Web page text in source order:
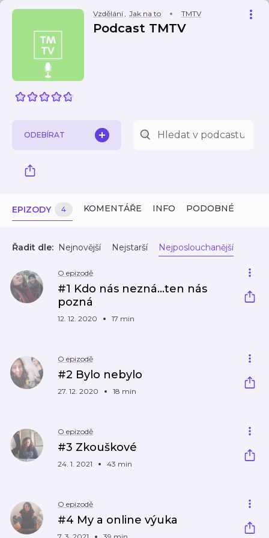
Vzdělání, Jak na to TMTV
Podcast TMTV
ODEBÍRAT
EPIZODY 4 KOMENTÁŘE INFO PODOBNÉ
Řadit dle: Nejnovější Nejstarší Nejposlouchanější
O epizodě
#1 Kdo nás nezná...ten nás
pozná
12. 12. 2020 17 min
O epizodě
#2 Bylo nebylo
27. 12. 2020 18 min
O epizodě
#3 Zkouškové
24. 1. 2021 43 min
O epizodě
#4 My a online výuka